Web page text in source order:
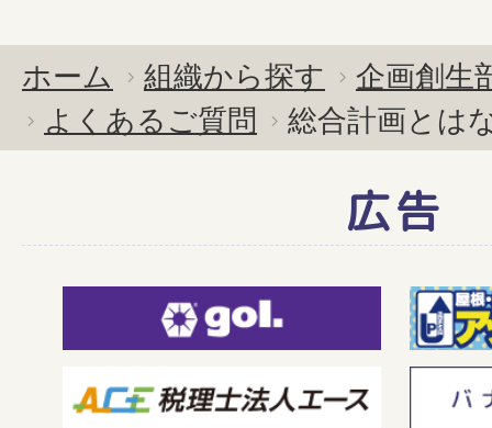
ホーム 組織から探す
企画創生
よくあるご質問
総合計画とは
広告